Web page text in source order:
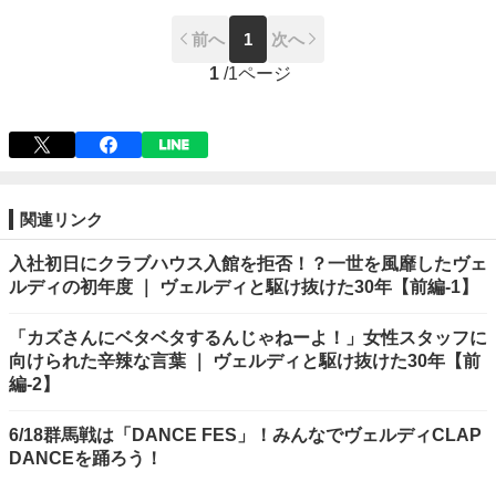
前へ 1
次へ
1 /1ページ
関連リンク
入社初日にクラブハウス入館を拒否！？一世を風靡したヴェ
ルディの初年度 ｜ ヴェルディと駆け抜けた30年【前編-1】
「カズさんにベタベタするんじゃねーよ！」女性スタッフに
向けられた辛辣な言葉 ｜ ヴェルディと駆け抜けた30年【前
編-2】
6/18群馬戦は「DANCE FES」！みんなでヴェルディCLAP
DANCEを踊ろう！